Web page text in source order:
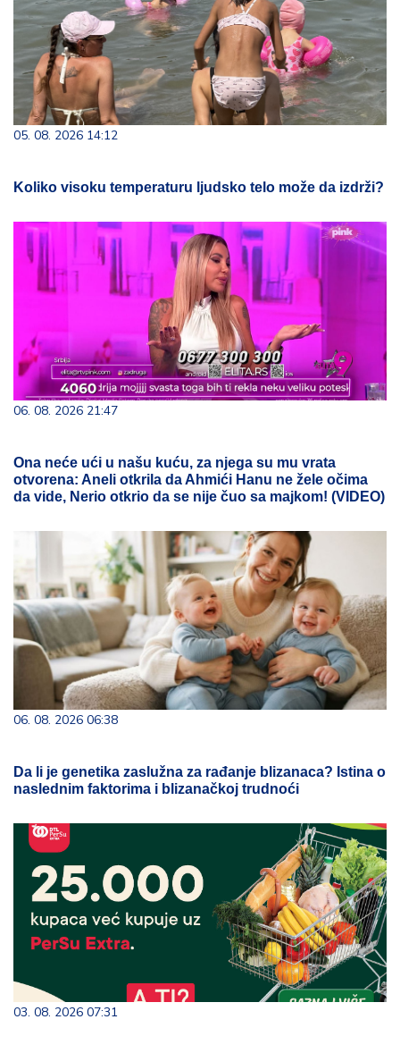
05. 08. 2026 14:12
Koliko visoku temperaturu ljudsko telo može da izdrži?
06. 08. 2026 21:47
Ona neće ući u našu kuću, za njega su mu vrata
otvorena: Aneli otkrila da Ahmići Hanu ne žele očima
da vide, Nerio otkrio da se nije čuo sa majkom! (VIDEO)
06. 08. 2026 06:38
Da li je genetika zaslužna za rađanje blizanaca? Istina o
naslednim faktorima i blizanačkoj trudnoći
03. 08. 2026 07:31